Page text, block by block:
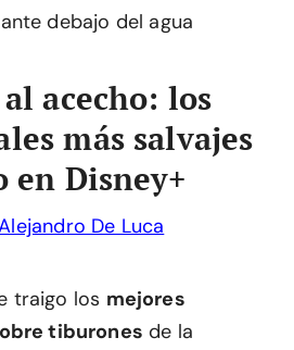
acecho: los
más salvajes
en Disney+
De Luca
traigo los mejores
tiburones de la